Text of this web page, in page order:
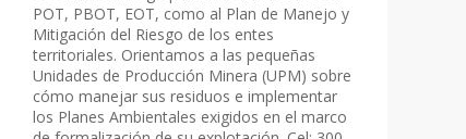
POT, PBOT, EOT, como al Plan de Manejo y
Mitigación del Riesgo de los entes
territoriales. Orientamos a las pequeñas
Unidades de Producción Minera (UPM) sobre
cómo manejar sus residuos e implementar
los Planes Ambientales exigidos en el marco